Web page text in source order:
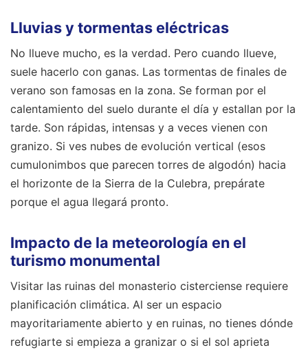
Lluvias y tormentas eléctricas
No llueve mucho, es la verdad. Pero cuando llueve,
suele hacerlo con ganas. Las tormentas de finales de
verano son famosas en la zona. Se forman por el
calentamiento del suelo durante el día y estallan por la
tarde. Son rápidas, intensas y a veces vienen con
granizo. Si ves nubes de evolución vertical (esos
cumulonimbos que parecen torres de algodón) hacia
el horizonte de la Sierra de la Culebra, prepárate
porque el agua llegará pronto.
Impacto de la meteorología en el
turismo monumental
Visitar las ruinas del monasterio cisterciense requiere
planificación climática. Al ser un espacio
mayoritariamente abierto y en ruinas, no tienes dónde
refugiarte si empieza a granizar o si el sol aprieta